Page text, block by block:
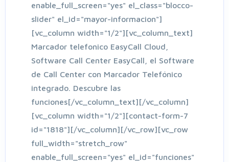
enable_full_screen="yes" el_class="blocco-
slider" el_id="mayor-informacion"]
[vc_column width="1/2"][vc_column_text]
Marcador telefonico EasyCall Cloud,
Software Call Center EasyCall, el Software
de Call Center con Marcador Telefónico
integrado. Descubre las
funciones[/vc_column_text][/vc_column]
[vc_column width="1/2"][contact-form-7
id="1818"][/vc_column][/vc_row][vc_row
full_width="stretch_row"
enable_full_screen="yes" el_id="funciones"